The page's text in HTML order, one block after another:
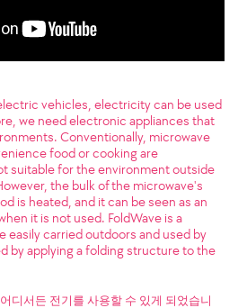
vehicles, electricity can be used
we need electronic appliances that
Conventionally, microwave
food or cooking are
suitable for the environment outside
the bulk of the microwave's
is heated, and it can be seen as an
it is not used. FoldWave is a
easily carried outdoors and used by
by applying a folding structure to the
디서든 전기를 사용할 수 있게 되었습니